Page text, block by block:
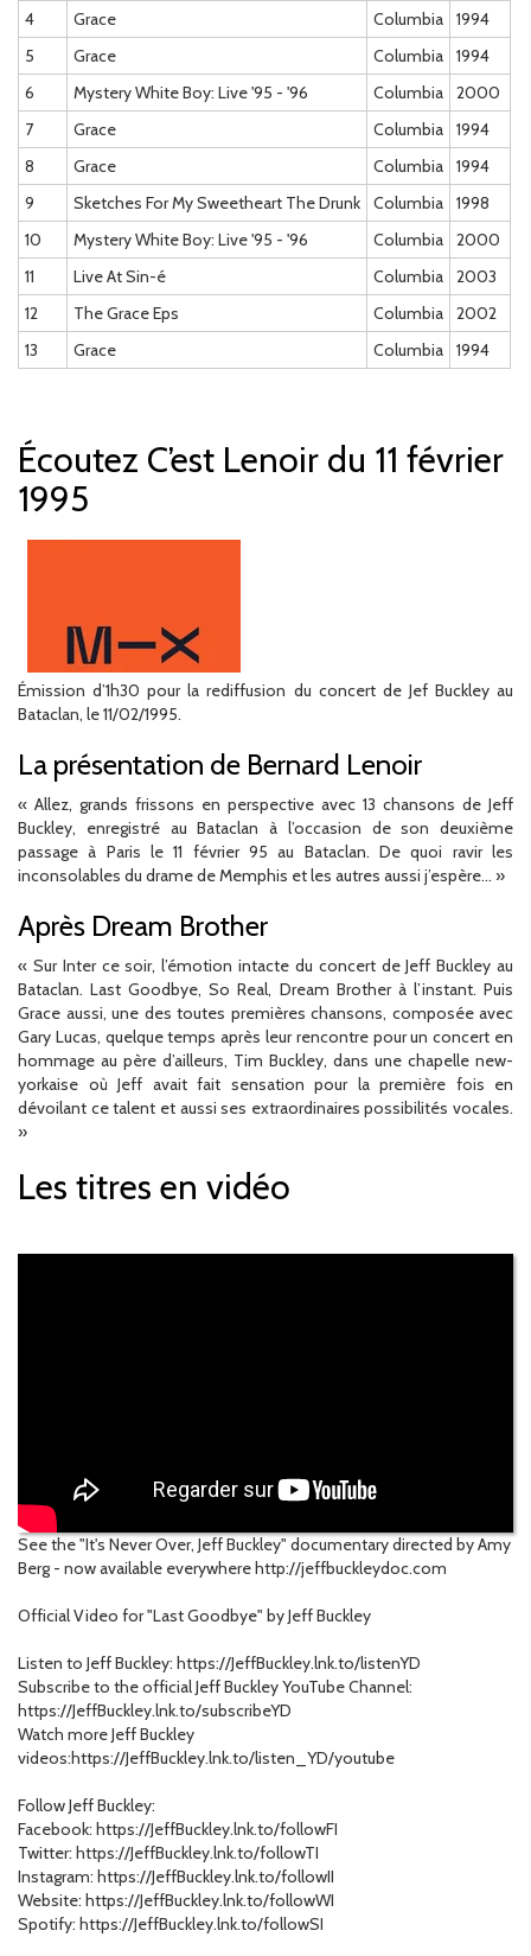
4
Grace Columbia
1994
5
Grace Columbia
1994
6
Mystery White Boy: Live '95 - '96 Columbia
2000
7
Grace Columbia
1994
8
Grace Columbia
1994
9
Sketches For My Sweetheart The Drunk Columbia
1998
10
Mystery White Boy: Live '95 - '96 Columbia
2000
11
Live At Sin-é Columbia
2003
12
The Grace Eps Columbia
2002
13
Grace Columbia 1994
Écoutez C’est Lenoir du 11 février
1995
Émission d’1h30 pour la rediffusion du concert de Jef Buckley au
Bataclan, le 11/02/1995.
La présentation de Bernard Lenoir
« Allez, grands frissons en perspective avec 13 chansons de Jeff
Buckley, enregistré au Bataclan à l’occasion de son deuxième
passage à Paris le 11 février 95 au Bataclan. De quoi ravir les
inconsolables du drame de Memphis et les autres aussi j’espère… »
Après Dream Brother
« Sur Inter ce soir, l’émotion intacte du concert de Jeff Buckley au
Bataclan. Last Goodbye, So Real, Dream Brother à l’instant. Puis
Grace aussi, une des toutes premières chansons, composée avec
Gary Lucas, quelque temps après leur rencontre pour un concert en
hommage au père d’ailleurs, Tim Buckley, dans une chapelle new-
yorkaise où Jeff avait fait sensation pour la première fois en
dévoilant ce talent et aussi ses extraordinaires possibilités vocales.
»
Les titres en vidéo
See the "It's Never Over, Jeff Buckley" documentary directed by Amy
Berg - now available everywhere http://jeffbuckleydoc.com
Official Video for "Last Goodbye" by Jeff Buckley
Listen to Jeff Buckley: https://JeffBuckley.lnk.to/listenYD
Subscribe to the official Jeff Buckley YouTube Channel:
https://JeffBuckley.lnk.to/subscribeYD
Watch more Jeff Buckley
videos:https://JeffBuckley.lnk.to/listen_YD/youtube
Follow Jeff Buckley:
Facebook: https://JeffBuckley.lnk.to/followFI
Twitter: https://JeffBuckley.lnk.to/followTI
Instagram: https://JeffBuckley.lnk.to/followII
Website: https://JeffBuckley.lnk.to/followWI
Spotify: https://JeffBuckley.lnk.to/followSI